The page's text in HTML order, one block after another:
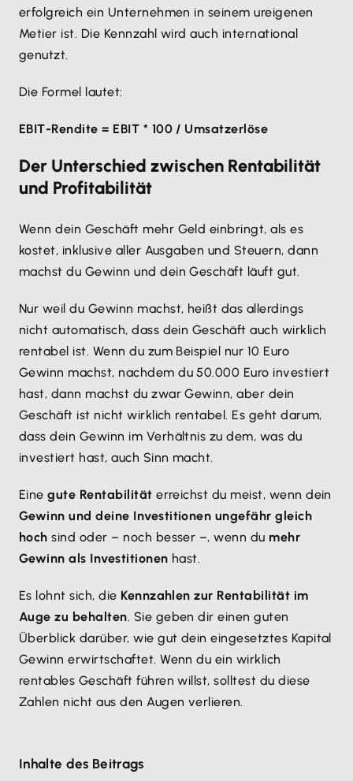
erfolgreich ein Unternehmen in seinem ureigenen
Metier ist. Die Kennzahl wird auch international
genutzt.
Die Formel lautet:
EBIT-Rendite = EBIT * 100 / Umsatzerlöse
Der Unterschied zwischen Rentabilität
und Profitabilität
Wenn dein Geschäft mehr Geld einbringt, als es
kostet, inklusive aller Ausgaben und Steuern, dann
machst du Gewinn und dein Geschäft läuft gut.
Nur weil du Gewinn machst, heißt das allerdings
nicht automatisch, dass dein Geschäft auch wirklich
rentabel ist. Wenn du zum Beispiel nur 10 Euro
Gewinn machst, nachdem du 50.000 Euro investiert
hast, dann machst du zwar Gewinn, aber dein
Geschäft ist nicht wirklich rentabel. Es geht darum,
dass dein Gewinn im Verhältnis zu dem, was du
investiert hast, auch Sinn macht.
Einegute Rentabilität erreichst du meist, wenn dein
Gewinn und deine Investitionen ungefähr gleich
hoch sind oder – noch besser –, wenn du mehr
Gewinn als Investitionen hast.
Es lohnt sich, die Kennzahlen zur Rentabilität im
Auge zu behalten. Sie geben dir einen guten
Überblick darüber, wie gut dein eingesetztes Kapital
Gewinn erwirtschaftet. Wenn du ein wirklich
rentables Geschäft führen willst, solltest du diese
Zahlen nicht aus den Augen verlieren.
Inhalte des Beitrags